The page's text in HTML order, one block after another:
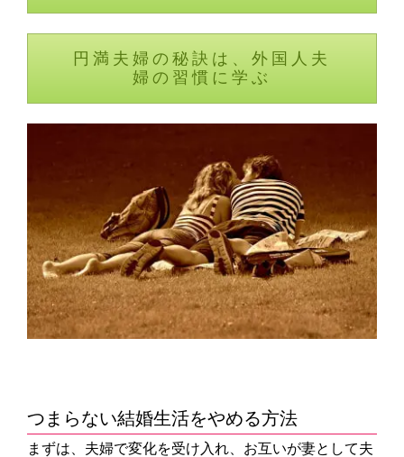
円満夫婦の秘訣は、外国人夫
婦の習慣に学ぶ
つまらない結婚生活をやめる方法
まずは、夫婦で変化を受け入れ、 お互いが妻として夫